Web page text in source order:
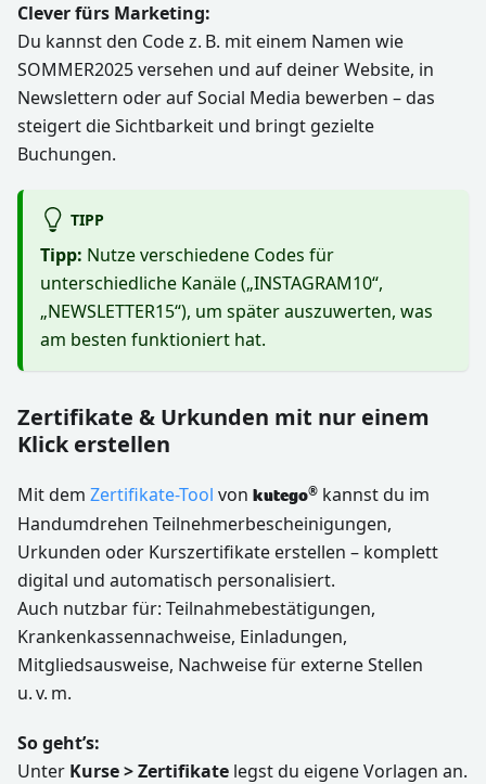
Clever fürs Marketing:
Du kannst den Code z. B. mit einem Namen wie
SOMMER2025 versehen und auf deiner Website, in
Newslettern oder auf Social Media bewerben – das
steigert die Sichtbarkeit und bringt gezielte
Buchungen.
TIPP
Tipp: Nutze verschiedene Codes für
unterschiedliche Kanäle („INSTAGRAM10“,
„NEWSLETTER15“), um später auszuwerten, was
am besten funktioniert hat.
Zertifikate & Urkunden mit nur einem
Klick erstellen
Mit dem Zertifikate-Tool von kutego® kannst du im
Handumdrehen Teilnehmerbescheinigungen,
Urkunden oder Kurszertifikate erstellen – komplett
digital und automatisch personalisiert.
Auch nutzbar für: Teilnahmebestätigungen,
Krankenkassennachweise, Einladungen,
Mitgliedsausweise, Nachweise für externe Stellen
u. v. m.
So geht’s:
Unter Kurse > Zertifikate legst du eigene Vorlagen an.